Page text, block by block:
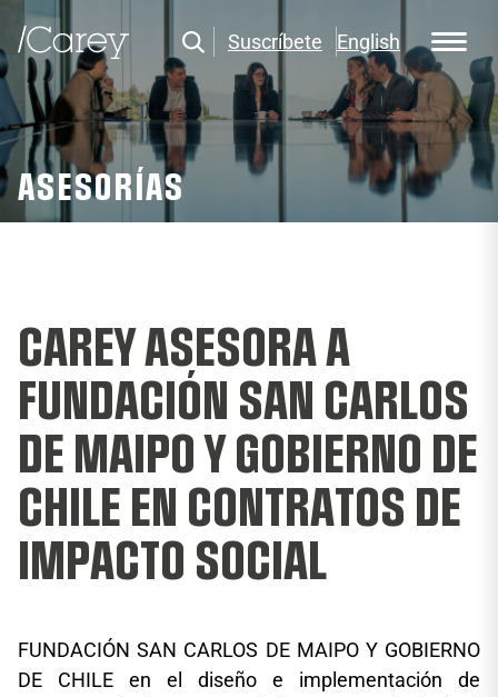
Suscríbete English
ASESORÍAS
CAREY ASESORA A
FUNDACIÓN SAN CARLOS
DE MAIPO Y GOBIERNO DE
CHILE EN CONTRATOS DE
IMPACTO SOCIAL
FUNDACIÓN SAN CARLOS DE MAIPO Y GOBIERNO
DE CHILE en el diseño e implementación de